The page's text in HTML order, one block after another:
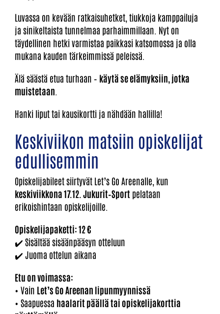
Luvassa on kevään ratkaisuhetket, tiukkoja kamppailuja
ja sinikeltaista tunnelmaa parhaimmillaan. Nyt on
täydellinen hetki varmistaa paikkasi katsomossa ja olla
mukana kauden tärkeimmissä peleissä.
Älä säästä etua turhaan – käytä se elämyksiin, jotka
muistetaan
Hanki liput tai kausikortti ja nähdään hallilla!
Keskiviikon matsiin opiskelijat
edullisemmin
Opiskelijabileet siirtyvät Let’s Go Areenalle, kun
keskiviikkona 17.12. Jukurit–Sport pelataan
erikoishintaan opiskelijoille.
Opiskelijapaketti: 12 €
✔️ Sisältää sisäänpääsyn otteluun
✔️ Juoma ottelun aikana
Etu on voimassa:
• Vain Let’s Go Areenan lipunmyynnissä
• Saapuessa haalarit päällä tai opiskelijakorttia